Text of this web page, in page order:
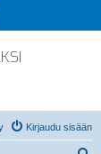
Kirjaudu sisään